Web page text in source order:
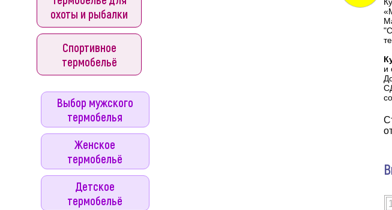
Выбор мужского
термобелья
Женское
термобельё
Детское
термобельё
охоты и рыбалки
Спортивное
термобельё
и